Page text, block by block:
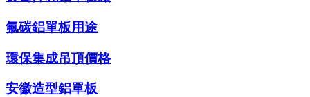
氟碳鋁單板用途
環保集成吊頂價格
安徽造型鋁單板